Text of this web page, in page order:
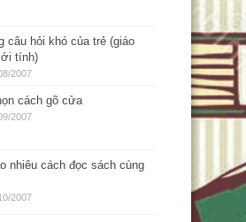
câu hỏi khó của trẻ (giáo
tính)
2007
cách gõ cửa
2007
nhiêu cách đọc sách cùng
2007